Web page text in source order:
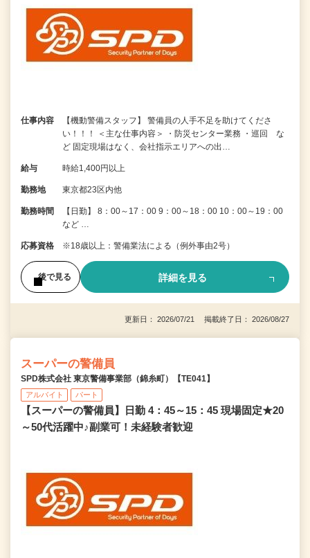
仕事内容
【機動警備スタッフ】 警備員の人手不足を助けてくださ
い！！！ ＜主な仕事内容＞ ・防災センター業務 ・巡回 な
ど 固定現場はなく、会社指示エリアへの出…
給与 時給1,400円以上
勤務地 東京都23区内他
勤務時間
【日勤】 8：00～17：00 9：00～18：00 10：00～19：00
など …
応募資格 ※18歳以上：警備業法による（例外事由2号）
後で見る 詳細を見る
更新日： 2026/07/21 掲載終了日： 2026/08/27
スーパーの警備員
SPD株式会社 東京警備事業部（錦糸町）【TE041】
アルバイト パート
【スーパーの警備員】日勤 4：45～15：45 現場固定★20
～50代活躍中♪副業可！未経験者歓迎